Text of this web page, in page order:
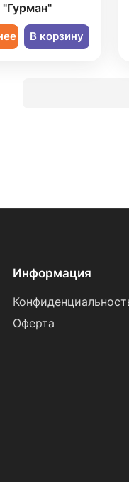
"Гурман"
В корзину
Информация
Оферта